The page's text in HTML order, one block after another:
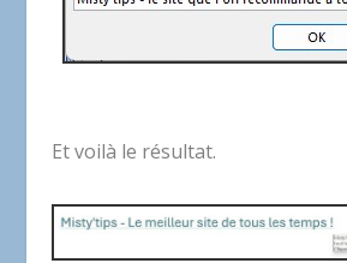
Et voilà le résultat.